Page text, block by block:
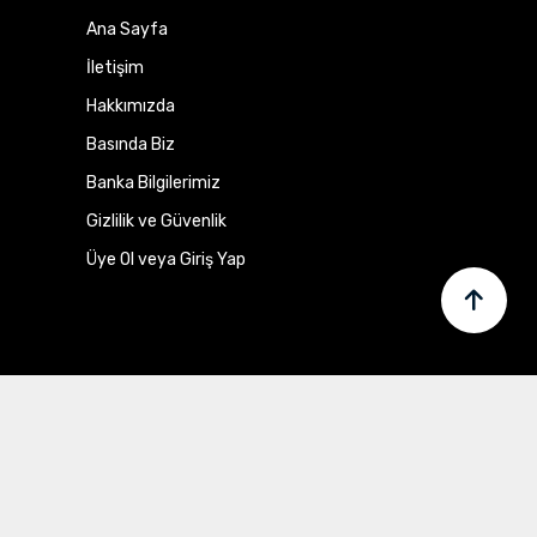
Ana Sayfa
İletişim
Hakkımızda
Basında Biz
Banka Bilgilerimiz
Gizlilik ve Güvenlik
Üye Ol veya Giriş Yap